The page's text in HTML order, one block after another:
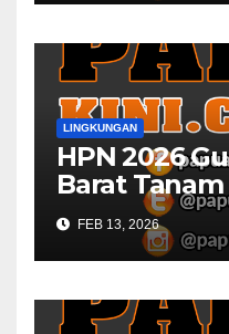
LINGKUNGAN
HPN 2026
Barat
FEB 13, 2026